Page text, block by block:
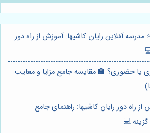
مدرسه آنلاین رایان کاشیها: آموزش از راه دور
یا حضوری؟ 🏫 مقایسه جامع مزایا و معایب
راه دور رایان کاشیها: راهنمای جامع
💻